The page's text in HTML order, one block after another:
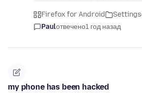
Firefox for Android Settings
Paulотвечено1 год назад
my phone has been hacked